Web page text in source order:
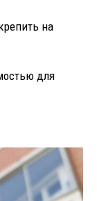
на
для